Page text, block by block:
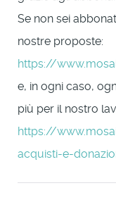
Se non sei
nostre proposte:
https://
e, in ogni caso,
più per il nostro
https://
acquisti-e-